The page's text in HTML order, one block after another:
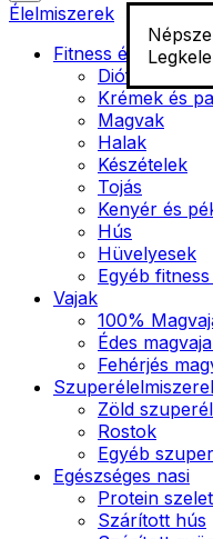
Élelmiszerek
Fitness élelmiszer
Diófélék
Krémek és
Magvak
Halak
Készételek
Tojás
Kenyér és
Hús
Hüvelyesek
Egyéb
Vajak
100%
Édes
Fehérjés
Zöld
Rostok
Egyéb
Egészséges nasi
Protein
Szárított hús